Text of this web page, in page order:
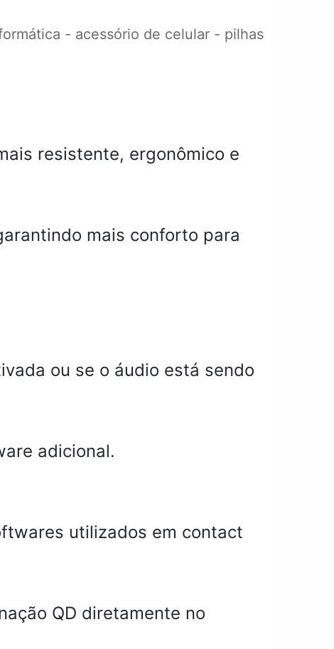
- acessório de celular - pilhas
resistente, ergonômico e
mais conforto para
ou se o áudio está sendo
adicional.
utilizados em contact
QD diretamente no